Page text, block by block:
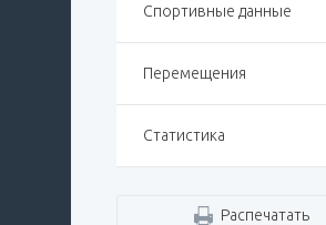
Спортивные данные
Перемещения
Статистика
Распечатать